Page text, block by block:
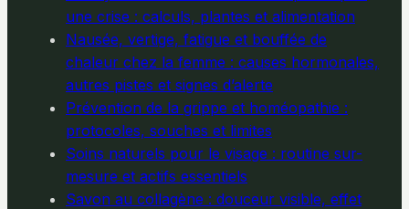
une crise : calculs, plantes et alimentation
Nausée, vertige, fatigue et bouffée de
chaleur chez la femme : causes hormonales,
autres pistes et signes d’alerte
Prévention de la grippe et homéopathie :
protocoles, souches et limites
Soins naturels pour le visage : routine sur-
mesure et actifs essentiels
Savon au collagène : douceur visible, effet